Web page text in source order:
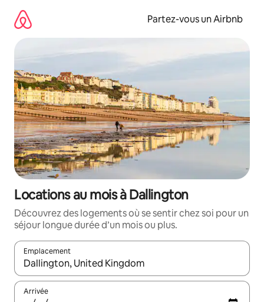
directement
contenu
Partez-vous un Airbnb
Locations au mois à Dallington
Découvrez des logements où se sentir chez soi pour un
séjour longue durée d’un mois ou plus.
Emplacement
Quand les résultats sont affichés, parcourez-les en utilisant
Arrivée